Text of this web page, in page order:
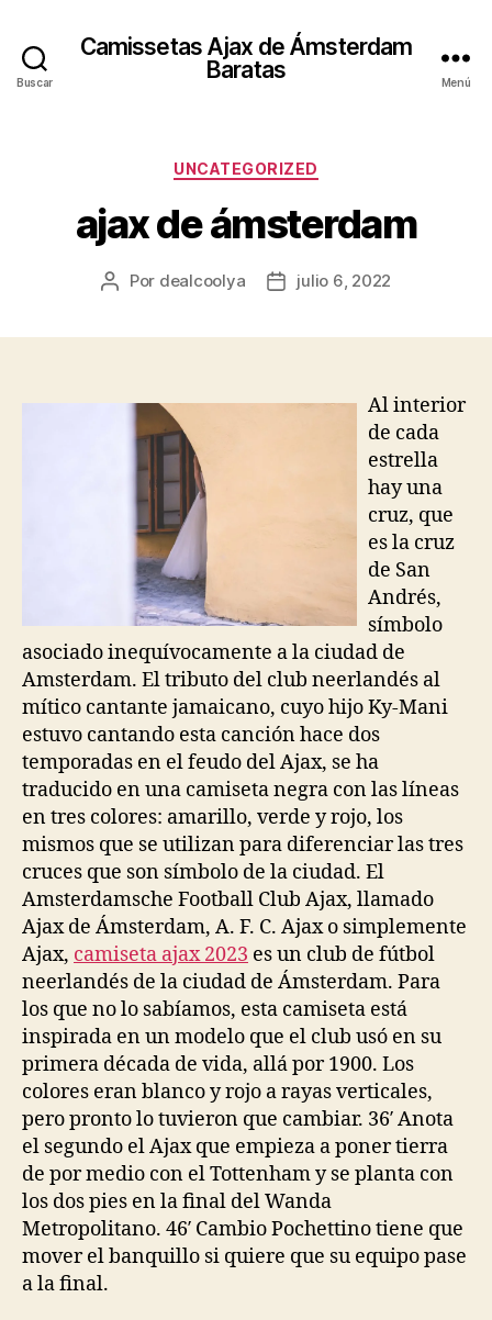
Buscar
Camissetas Ajax de Ámsterdam
Baratas
Menú
Categorías
UNCATEGORIZED
ajax de ámsterdam
Autor
Por dealcoolya
Fechajulio 6, 2022
Al interior
de cada
estrella
hay una
cruz, que
es la cruz
de San
Andrés,
símbolo
asociado inequívocamente a la ciudad de
Amsterdam. El tributo del club neerlandés al
mítico cantante jamaicano, cuyo hijo Ky-Mani
estuvo cantando esta canción hace dos
temporadas en el feudo del Ajax, se ha
traducido en una camiseta negra con las líneas
en tres colores: amarillo, verde y rojo, los
mismos que se utilizan para diferenciar las tres
cruces que son símbolo de la ciudad. El
Amsterdamsche Football Club Ajax, llamado
Ajax de Ámsterdam, A. F. C. Ajax o simplemente
Ajax, camiseta ajax 2023 es un club de fútbol
neerlandés de la ciudad de Ámsterdam. Para
los que no lo sabíamos, esta camiseta está
inspirada en un modelo que el club usó en su
primera década de vida, allá por 1900. Los
colores eran blanco y rojo a rayas verticales,
pero pronto lo tuvieron que cambiar. 36′ Anota
el segundo el Ajax que empieza a poner tierra
de por medio con el Tottenham y se planta con
los dos pies en la final del Wanda
Metropolitano. 46′ Cambio Pochettino tiene que
mover el banquillo si quiere que su equipo pase
a la final.